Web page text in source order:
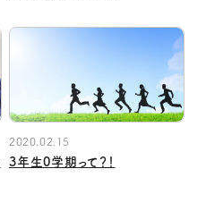
2020.02.15
3年生0学期って？！